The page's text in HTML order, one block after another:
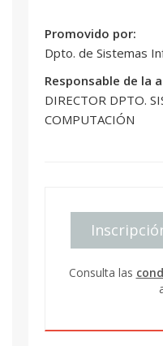
Promovido por:
Dpto. de Sistemas
Responsable de la
DIRECTOR DPTO.
COMPUTACIÓN
Consulta las